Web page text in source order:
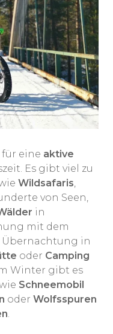
für eine aktive
Es gibt viel zu
Wildsafaris,
von Seen,
in
mit dem
Übernachtung in
oder Camping
Winter gibt es
Schneemobil
oder Wolfsspuren
.